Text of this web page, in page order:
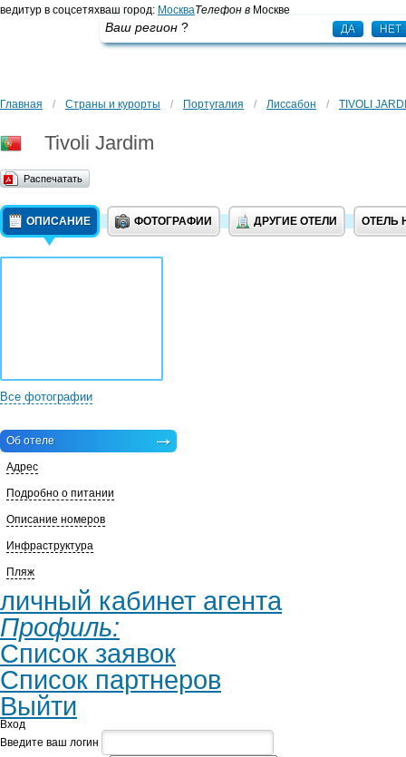
ведитур в соцсетяхваш город: Москва
Ваш регион ? ДА НЕТ
Телефон в Москве
Главная / Страны и курорты / Португалия / Лиссабон / TIVOLI
Tivoli Jardim
Распечатать
ОПИСАНИЕ ФОТОГРАФИИ ДРУГИЕ ОТЕЛИ ОТЕЛЬ
Все фотографии
Об отеле
Адрес
Подробно о питании
Описание номеров
Инфраструктура
Пляж
личный кабинет агента
Профиль:
Список заявок
Список партнеров
Выйти
Вход
Введите ваш логин